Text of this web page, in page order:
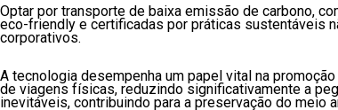
Optar por transporte de baixa emissão de carbono,
eco-friendly e certificadas por práticas sustentáveis
corporativos.
A tecnologia desempenha um papel vital na
de viagens físicas, reduzindo significativamente a
inevitáveis, contribuindo para a preservação do meio